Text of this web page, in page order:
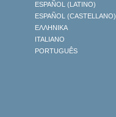
ESPAÑOL (LATINO)
ESPAÑOL (CASTELLANO)
ΕΛΛΗΝΙΚA
ITALIANO
PORTUGUÊS